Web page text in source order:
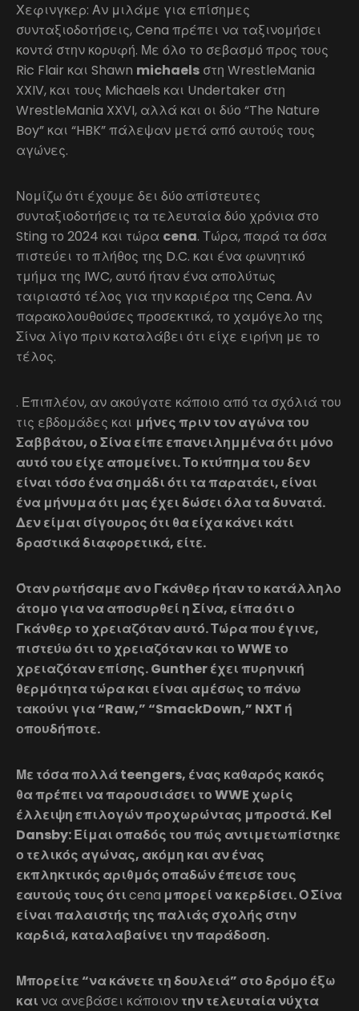
Χεφινγκερ: Αν μιλάμε για επίσημες
συνταξιοδοτήσεις, Cena πρέπει να ταξινομήσει
κοντά στην κορυφή. Με όλο το σεβασμό προς τους
Ric Flair και Shawn michaels στη WrestleMania
XXIV, και τους Michaels και Undertaker στη
WrestleMania XXVI, αλλά και οι δύο “The Nature
Boy” και “HBK” πάλεψαν μετά από αυτούς τους
αγώνες.
Νομίζω ότι έχουμε δει δύο απίστευτες
συνταξιοδοτήσεις τα τελευταία δύο χρόνια στο
Sting το 2024 και τώρα cena. Τώρα, παρά τα όσα
πιστεύει το πλήθος της D.C. και ένα φωνητικό
τμήμα της IWC, αυτό ήταν ένα απολύτως
ταιριαστό τέλος για την καριέρα της Cena. Αν
παρακολουθούσες προσεκτικά, το χαμόγελο της
Σίνα λίγο πριν καταλάβει ότι είχε ειρήνη με το
τέλος.
. Επιπλέον, αν ακούγατε κάποιο από τα σχόλιά του
τις εβδομάδες και μήνες πριν τον αγώνα του
Σαββάτου, ο Σίνα είπε επανειλημμένα ότι μόνο
αυτό του είχε απομείνει. Το κτύπημα του δεν
είναι τόσο ένα σημάδι ότι τα παρατάει, είναι
ένα μήνυμα ότι μας έχει δώσει όλα τα δυνατά.
Δεν είμαι σίγουρος ότι θα είχα κάνει κάτι
δραστικά διαφορετικά, είτε.
Όταν ρωτήσαμε αν ο Γκάνθερ ήταν το κατάλληλο
άτομο για να αποσυρθεί η Σίνα, είπα ότι ο
Γκάνθερ το χρειαζόταν αυτό. Τώρα που έγινε,
πιστεύω ότι το χρειαζόταν και το WWE το
χρειαζόταν επίσης. Gunther έχει πυρηνική
θερμότητα τώρα και είναι αμέσως το πάνω
τακούνι για “Raw,” “SmackDown,” NXT ή
οπουδήποτε.
Με τόσα πολλά teengers, ένας καθαρός κακός
θα πρέπει να παρουσιάσει το WWE χωρίς
έλλειψη επιλογών προχωρώντας μπροστά. Kel
Dansby: Είμαι οπαδός του πώς αντιμετωπίστηκε
ο τελικός αγώνας, ακόμη και αν ένας
εκπληκτικός αριθμός οπαδών έπεισε τους
εαυτούς τους ότιcena μπορεί να κερδίσει. Ο Σίνα
είναι παλαιστής της παλιάς σχολής στην
καρδιά, καταλαβαίνει την παράδοση.
Μπορείτε “να κάνετε τη δουλειά” στο δρόμο έξω
καινα ανεβάσει κάποιον την τελευταία νύχτα